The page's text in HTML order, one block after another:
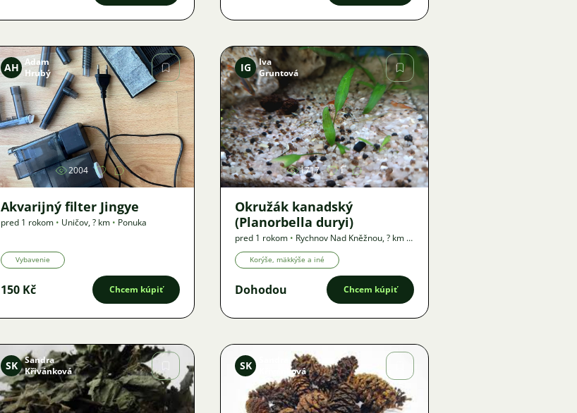
Obrázok
AH Adam
Hrubý
2004
Akvarijný filter Jingye
pred 1 rokom • Uničov,? km • Ponuka
Vybavenie
150 Kč Chcem kúpiť
Obrázok
IG
Iva
Gruntová
1717 1
Okružák kanadský
(Planorbella duryi)
pred 1 rokom • Rychnov Nad Kněžnou,? km •
Ponuka
Korýše, mäkkýše a iné
Dohodou Chcem kúpiť
SK
Sandra
Křivánková
SK
Křivánková